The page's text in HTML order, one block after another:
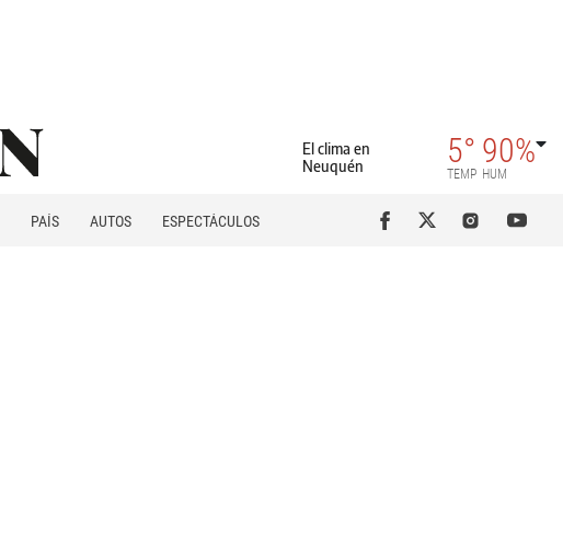
El clima en
Neuquén
5°
TEMP
90%
HUM
PAÍS AUTOS
ESPECTÁCULOS